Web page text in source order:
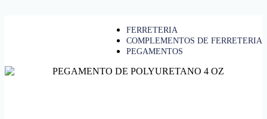
FERRETERIA
COMPLEMENTOS DE FERRETERIA
PEGAMENTOS